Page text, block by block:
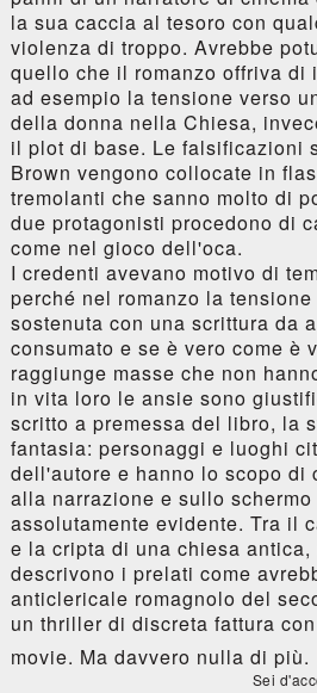
la sua caccia al tesoro con
violenza di troppo. Avrebbe
quello che il romanzo offriva di
ad esempio la tensione verso
della donna nella Chiesa,
il plot di base. Le falsificazioni
Brown vengono collocate in
tremolanti che sanno molto di
due protagonisti procedono di
come nel gioco dell'oca.
I credenti avevano motivo di
perché nel romanzo la
sostenuta con una scrittura da
consumato e se è vero come è
raggiunge masse che non
in vita loro le ansie sono
scritto a premessa del libro, la
fantasia: personaggi e luoghi
dell'autore e hanno lo scopo di
alla narrazione e sullo
assolutamente evidente. Tra il
e la cripta di una chiesa antica,
descrivono i prelati come
anticlericale romagnolo del
un thriller di discreta fattura
movie. Ma davvero nulla di più.
Sei